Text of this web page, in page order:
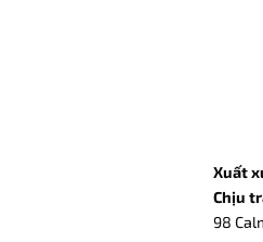
Xuất
Chịu
98